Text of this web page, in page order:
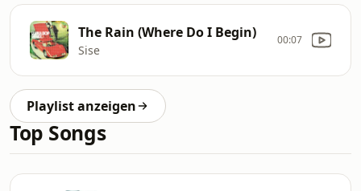
The Rain (Where Do I Begin)
Sise
00:07
Playlist anzeigen
Top Songs